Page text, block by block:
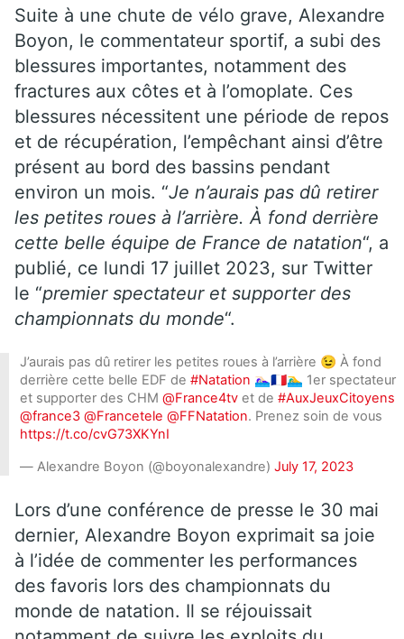
Suite à une chute de vélo grave, Alexandre
Boyon, le commentateur sportif, a subi des
blessures importantes, notamment des
fractures aux côtes et à l’omoplate. Ces
blessures nécessitent une période de repos
et de récupération, l’empêchant ainsi d’être
présent au bord des bassins pendant
environ un mois. “Je n’aurais pas dû retirer
les petites roues à l’arrière. À fond derrière
cette belle équipe de France de natation“, a
publié, ce lundi 17 juillet 2023, sur Twitter
le “premier spectateur et supporter des
championnats du monde“.
J’aurais pas dû retirer les petites roues à l’arrière 😉 À fond
derrière cette belle EDF de #Natation 🏊🏻‍♀️🇫🇷🏊‍♂️ 1er spectateur
et supporter des CHM ⁦ @France4tv ⁩ et de #AuxJeuxCitoyens
@france3 @Francetele @FFNatation⁩. Prenez soin de vous
https://t.co/cvG73XKYnI
— Alexandre Boyon (@boyonalexandre) July 17, 2023
Lors d’une conférence de presse le 30 mai
dernier, Alexandre Boyon exprimait sa joie
à l’idée de commenter les performances
des favoris lors des championnats du
monde de natation. Il se réjouissait